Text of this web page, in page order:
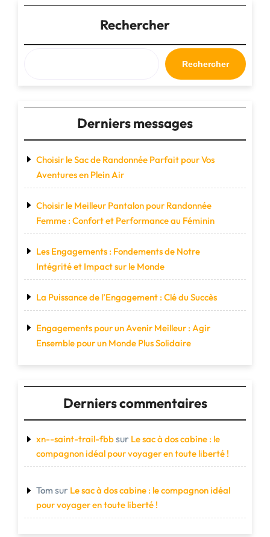
end
Personnalisable
:
Votre
Compagnon
d’Aventure
Rechercher
Rechercher
Derniers messages
Choisir le Sac de Randonnée Parfait pour Vos
Aventures en Plein Air
Choisir le Meilleur Pantalon pour Randonnée
Femme : Confort et Performance au Féminin
Les Engagements : Fondements de Notre
Intégrité et Impact sur le Monde
La Puissance de l’Engagement : Clé du Succès
Engagements pour un Avenir Meilleur : Agir
Ensemble pour un Monde Plus Solidaire
Derniers commentaires
xn--saint-trail-fbbsur Le sac à dos cabine : le
compagnon idéal pour voyager en toute liberté !
Tom sur Le sac à dos cabine : le compagnon idéal
pour voyager en toute liberté !